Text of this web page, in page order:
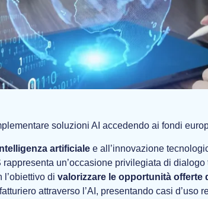
soluzioni AI accedendo ai fondi
artificiale e all’innovazione
un’occasione privilegiata di dialogo
l’obiettivo di valorizzare le opportunità offerte
attraverso l’AI, presentando casi d’uso